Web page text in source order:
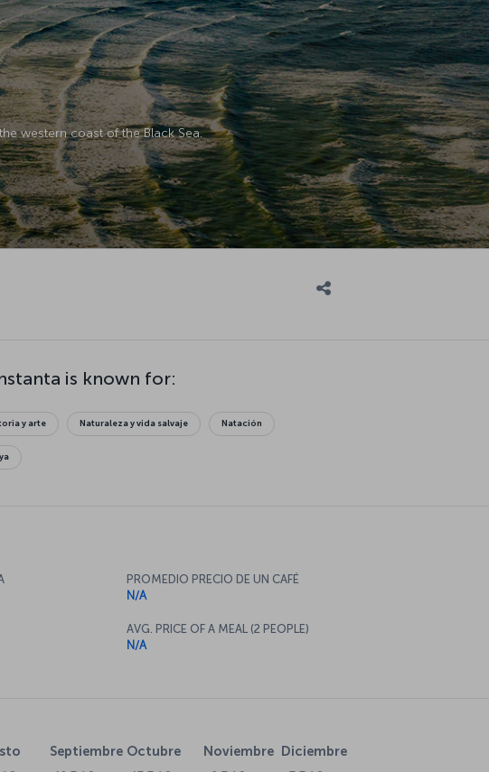
western coast of the Black Sea.
is known for:
y arte Naturaleza y vida salvaje Natación
PROMEDIO PRECIO DE UN CAFÉ
N/A
AVG. PRICE OF A MEAL (2 PEOPLE)
N/A
Septiembre Octubre Noviembre Diciembre